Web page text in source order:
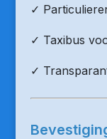
✓
✓ Taxibus
✓